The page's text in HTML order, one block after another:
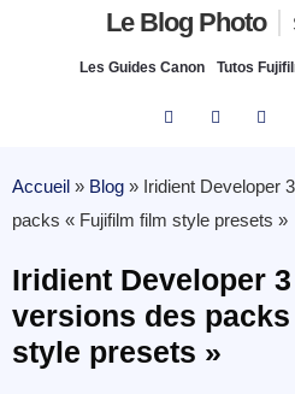
Le Blog Photo
Les Guides Canon Tutos
Accueil » Blog » Iridient Developer
packs « Fujifilm film style presets »
Iridient Developer
versions des
style presets »